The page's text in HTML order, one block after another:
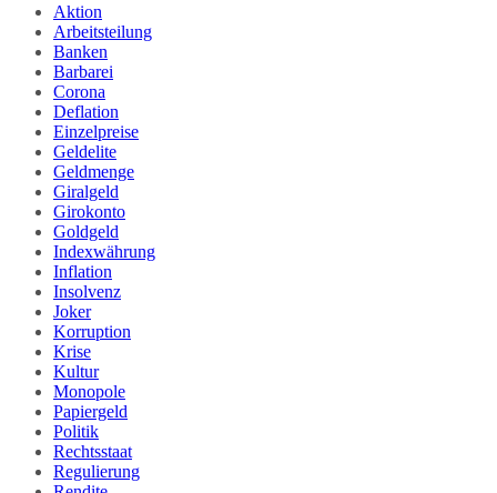
Aktion
Arbeitsteilung
Banken
Barbarei
Corona
Deflation
Einzelpreise
Geldelite
Geldmenge
Giralgeld
Girokonto
Goldgeld
Indexwährung
Inflation
Insolvenz
Joker
Korruption
Krise
Kultur
Monopole
Papiergeld
Politik
Rechtsstaat
Regulierung